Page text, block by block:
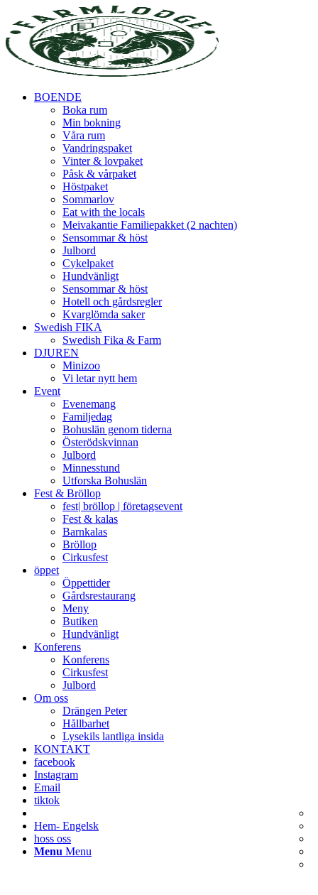
BOENDE
Boka rum
Min bokning
Våra rum
Vandringspaket
Vinter & lovpaket
Påsk & vårpaket
Höstpaket
Sommarlov
Eat with the locals
Meivakantie Familiepakket (2 nachten)
Sensommar & höst
Julbord
Cykelpaket
Hundvänligt
Sensommar & höst
Hotell och gårdsregler
Kvarglömda saker
Swedish FIKA
Swedish Fika & Farm
DJUREN
Minizoo
Vi letar nytt hem
Event
Evenemang
Familjedag
Bohuslän genom tiderna
Österödskvinnan
Julbord
Minnesstund
Utforska Bohuslän
Fest & Bröllop
fest| bröllop | företagsevent
Fest & kalas
Barnkalas
Bröllop
Cirkusfest
öppet
Öppettider
Gårdsrestaurang
Meny
Butiken
Hundvänligt
Konferens
Konferens
Cirkusfest
Julbord
Om oss
Drängen Peter
Hållbarhet
Lysekils lantliga insida
KONTAKT
facebook
Instagram
Email
tiktok
Hem- Engelsk
hoss oss
Menu Menu